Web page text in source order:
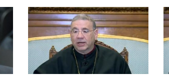
السموم
الصلاة من
جريش